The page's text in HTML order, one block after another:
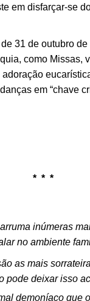
em disfarçar-se
31 de outubro
como Missas,
em “chave
* * *
inúmeras
no ambiente
as mais
pode deixar isso
demoníaco que